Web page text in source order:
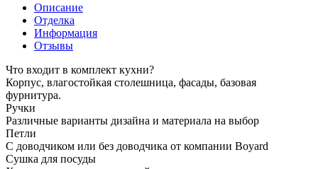
Описание
Отделка
Информация
Отзывы
Что входит в комплект кухни?
Корпус, влагостойкая столешница, фасады, базовая
фурнитура.
Ручки
Различные варианты дизайна и материала на выбор
Петли
С доводчиком или без доводчика от компании Boyard
Сушка для посуды